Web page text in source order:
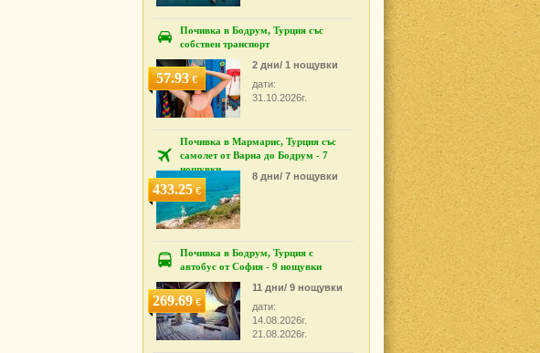
Почивка в Бодрум, Турция със
собствен транспорт
57.93€
2 дни/ 1 нощувки
дати:
31.10.2026г.
Почивка в Мармарис, Турция със
самолет от Варна до Бодрум - 7
нощувки
433.25€
8 дни/ 7 нощувки
Почивка в Бодрум, Турция с
автобус от София - 9 нощувки
269.69€
11 дни/ 9 нощувки
дати:
14.08.2026г.
21.08.2026г.